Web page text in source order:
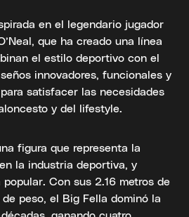
en el legendario jugador
que ha creado una línea
el estilo deportivo con el
innovadores, funcionales y
satisfacer las necesidades
y del lifestyle.
figura que representa la
la industria deportiva, y
Con sus 2.16 metros de
peso, el Big Fella dominó la